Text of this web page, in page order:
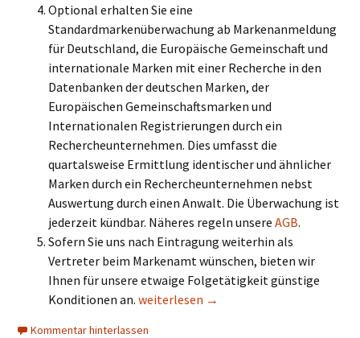
Optional erhalten Sie eine
Standardmarkenüberwachung ab Markenanmeldung
für Deutschland, die Europäische Gemeinschaft und
internationale Marken mit einer Recherche in den
Datenbanken der deutschen Marken, der
Europäischen Gemeinschaftsmarken und
Internationalen Registrierungen durch ein
Rechercheunternehmen. Dies umfasst die
quartalsweise Ermittlung identischer und ähnlicher
Marken durch ein Rechercheunternehmen nebst
Auswertung durch einen Anwalt. Die Überwachung ist
jederzeit kündbar. Näheres regeln unsere AGB.
Sofern Sie uns nach Eintragung weiterhin als
Vertreter beim Markenamt wünschen, bieten wir
Ihnen für unsere etwaige Folgetätigkeit günstige
Konditionen an. Kosten und Inhalt einer deutschen
weiterlesen →
Kommentar hinterlassen